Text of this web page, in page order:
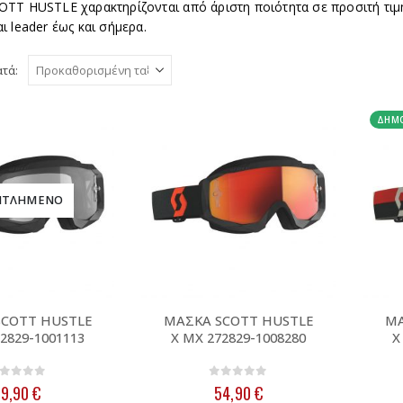
HUSTLE χαρακτηρίζονται από άριστη ποιότητα σε
leader έως και σήμερα.
HUSTLE
1001113
of 5
€
ΜΑΣΚΑ SCOTT HUSTLE
X MX 272829-1008280
0out of 5
54,90€